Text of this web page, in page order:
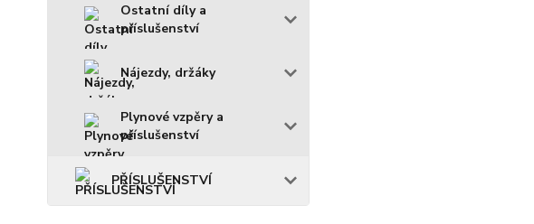
Ostatní díly a
příslušenství
Nájezdy, držáky
Plynové vzpěry a
příslušenství
PŘÍSLUŠENSTVÍ